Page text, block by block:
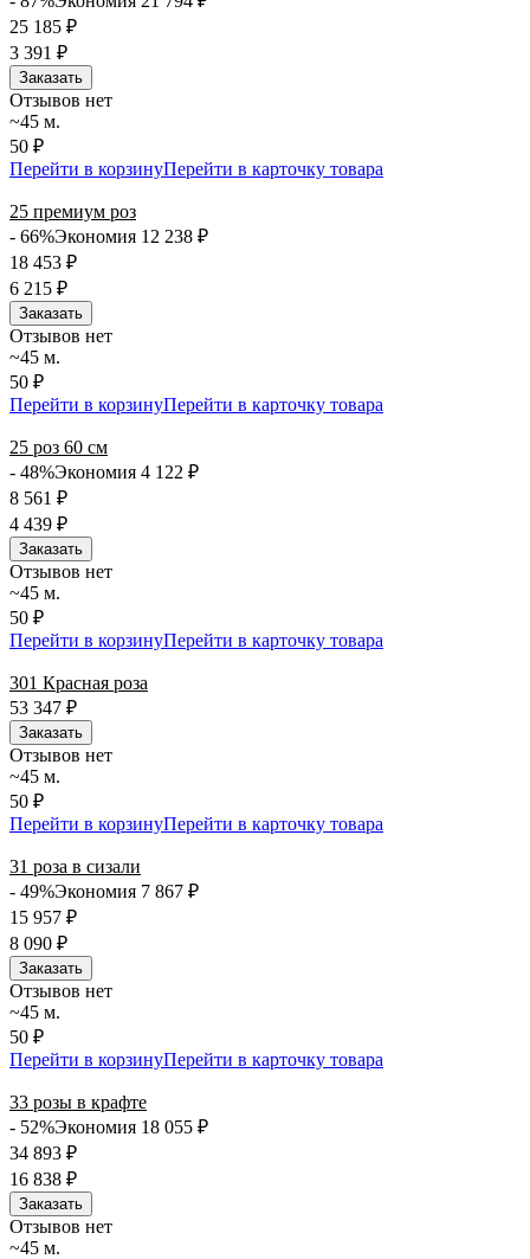
25 185 ₽
3 391 ₽
Заказать
Отзывов нет
~45 м.
50 ₽
Перейти в корзинуПерейти в карточку товара
25 премиум роз
- 66%Экономия 12 238 ₽
18 453 ₽
6 215 ₽
Заказать
Отзывов нет
~45 м.
50 ₽
Перейти в корзинуПерейти в карточку товара
25 роз 60 см
- 48%Экономия 4 122 ₽
8 561 ₽
4 439 ₽
Заказать
Отзывов нет
~45 м.
50 ₽
Перейти в корзинуПерейти в карточку товара
301 Красная роза
53 347 ₽
Заказать
Отзывов нет
~45 м.
50 ₽
Перейти в корзинуПерейти в карточку товара
31 роза в сизали
- 49%Экономия 7 867 ₽
15 957 ₽
8 090 ₽
Заказать
Отзывов нет
~45 м.
50 ₽
Перейти в корзинуПерейти в карточку товара
33 розы в крафте
- 52%Экономия 18 055 ₽
34 893 ₽
16 838 ₽
Заказать
Отзывов нет
~45 м.